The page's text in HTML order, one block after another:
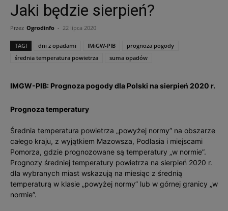
Jaki będzie sierpień?
Przez Ogrodinfo - 22 lipca 2020
TAGI dni z opadami IMiGW-PIB
prognoza pogody
średnia temperatura powietrza
suma opadów
IMGW-PIB: Prognoza pogody dla Polski na sierpień 2020 r.
Prognoza temperatury
Średnia temperatura powietrza „powyżej normy” na obszarze
całego kraju, z wyjątkiem Mazowsza, Podlasia i miejscami
Pomorza, gdzie prognozowane są temperatury „w normie”.
Prognozy średniej temperatury powietrza na sierpień 2020 r.
dla wybranych miast wskazują na miesiąc z średnią
temperaturą w klasie „powyżej normy” lub w górnej granicy „w
normie”.